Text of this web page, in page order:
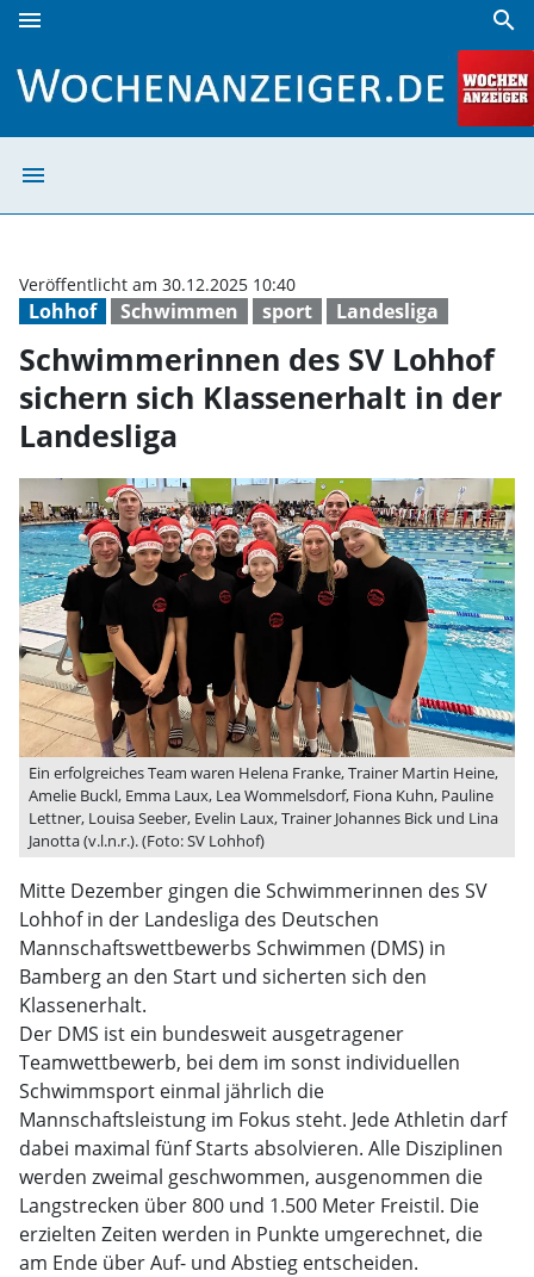
menu search
menu
Lohhof Schwimmen sport Landesliga
Veröffentlicht am 30.12.2025 10:40
Schwimmerinnen des SV Lohhof
sichern sich Klassenerhalt in der
Landesliga
Ein erfolgreiches Team waren Helena Franke, Trainer Martin Heine,
Amelie Buckl, Emma Laux, Lea Wommelsdorf, Fiona Kuhn, Pauline
Lettner, Louisa Seeber, Evelin Laux, Trainer Johannes Bick und Lina
Janotta (v.l.n.r.). (Foto: SV Lohhof)
Mitte Dezember gingen die Schwimmerinnen des SV
Lohhof in der Landesliga des Deutschen
Mannschaftswettbewerbs Schwimmen (DMS) in
Bamberg an den Start und sicherten sich den
Klassenerhalt.
Der DMS ist ein bundesweit ausgetragener
Teamwettbewerb, bei dem im sonst individuellen
Schwimmsport einmal jährlich die
Mannschaftsleistung im Fokus steht. Jede Athletin darf
dabei maximal fünf Starts absolvieren. Alle Disziplinen
werden zweimal geschwommen, ausgenommen die
Langstrecken über 800 und 1.500 Meter Freistil. Die
erzielten Zeiten werden in Punkte umgerechnet, die
am Ende über Auf- und Abstieg entscheiden.